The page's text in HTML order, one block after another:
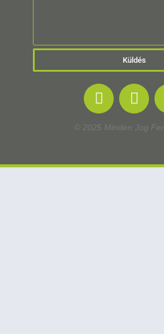
Küldés
© 2025 Minden Jog